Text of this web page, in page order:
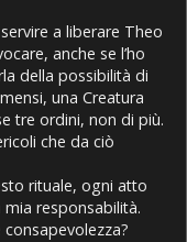
a liberare Theo
anche se l’ho
della possibilità di
una Creatura
tre ordini, non di più.
che da ciò
rituale, ogni atto
responsabilità.